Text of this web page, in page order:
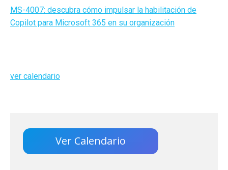
MS-4007: descubra cómo impulsar la habilitación de
Copilot para Microsoft 365 en su organización
ver calendario
Ver Calendario